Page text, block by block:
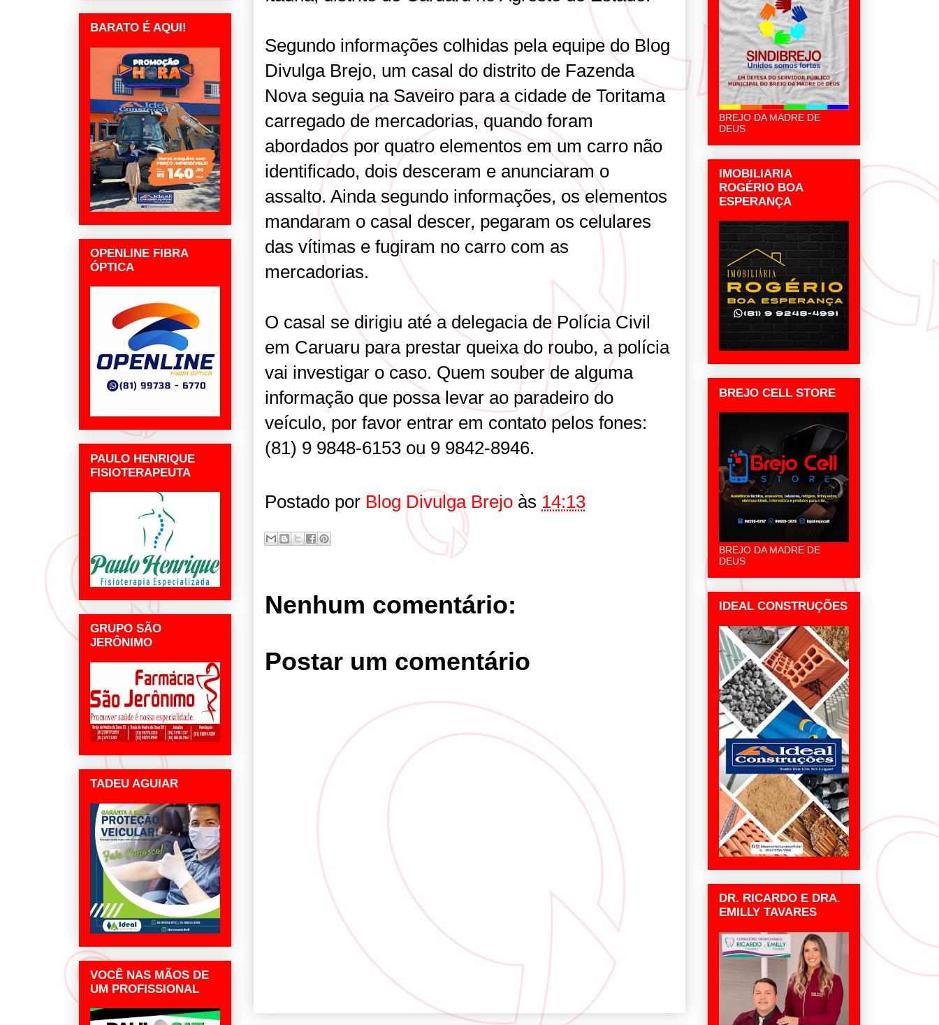
Segundo informações colhidas pela equipe do Blog
Divulga Brejo, um casal do distrito de Fazenda
Nova seguia na Saveiro para a cidade de Toritama
carregado de mercadorias, quando foram
abordados por quatro elementos em um carro não
identificado, dois desceram e anunciaram o
assalto. Ainda segundo informações, os elementos
mandaram o casal descer, pegaram os celulares
das vítimas e fugiram no carro com as
mercadorias.
O casal se dirigiu até a delegacia de Polícia Civil
em Caruaru para prestar queixa do roubo, a polícia
vai investigar o caso. Quem souber de alguma
informação que possa levar ao paradeiro do
veículo, por favor entrar em contato pelos fones:
(81) 9 9848-6153 ou 9 9842-8946.
Postado por Blog Divulga Brejo às 14:13
Nenhum comentário:
Postar um comentário
BARATO É AQUI!
OPENLINE FIBRA
ÓPTICA
PAULO HENRIQUE
FISIOTERAPEUTA
GRUPO SÃO
JERÔNIMO
TADEU AGUIAR
VOCÊ NAS MÃOS DE
UM PROFISSIONAL
BREJO DA MADRE DE
DEUS
IMOBILIARIA
ROGÉRIO BOA
ESPERANÇA
BREJO CELL STORE
BREJO DA MADRE DE
DEUS
IDEAL CONSTRUÇÕES
DR. RICARDO E DRA.
EMILLY TAVARES